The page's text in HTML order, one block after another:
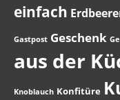
einfach
Gastpost Geschenk
aus der
Knoblauch Konfitüre